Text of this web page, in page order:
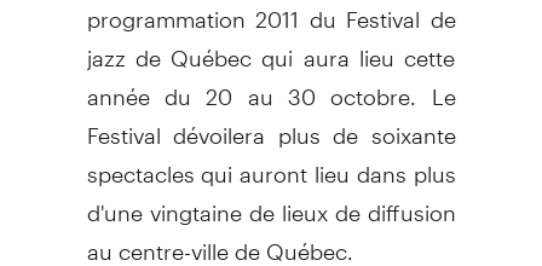
jazz de Québec qui aura lieu cette
année du 20 au 30 octobre. Le
Festival dévoilera plus de soixante
spectacles qui auront lieu dans plus
d'une vingtaine de lieux de diffusion
au centre-ville de Québec.